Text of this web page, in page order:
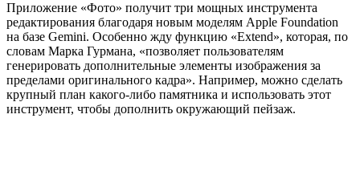
Приложение «Фото» получит три мощных инструмента
редактирования благодаря новым моделям Apple Foundation
на базе Gemini. Особенно жду функцию «Extend», которая, по
словам Марка Гурмана, «позволяет пользователям
генерировать дополнительные элементы изображения за
пределами оригинального кадра». Например, можно сделать
крупный план какого-либо памятника и использовать этот
инструмент, чтобы дополнить окружающий пейзаж.